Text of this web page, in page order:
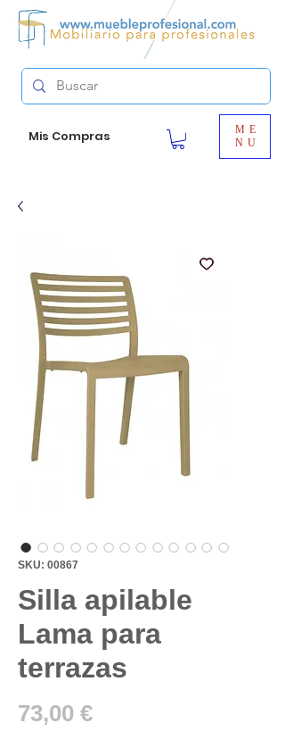
Mis Compras
ME
NU
SKU: 00867
Silla apilable
Lama para
terrazas
73,00 €Precio